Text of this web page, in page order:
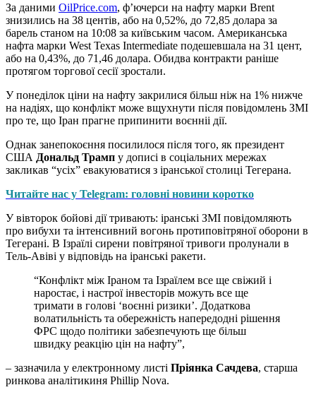
За даними OilPrice.com, ф’ючерси на нафту марки Brent
знизились на 38 центів, або на 0,52%, до 72,85 долара за
барель станом на 10:08 за київським часом. Американська
нафта марки West Texas Intermediate подешевшала на 31 цент,
або на 0,43%, до 71,46 долара. Обидва контракти раніше
протягом торгової сесії зростали.
У понеділок ціни на нафту закрилися більш ніж на 1% нижче
на надіях, що конфлікт може вщухнути після повідомлень ЗМІ
про те, що Іран прагне припинити воєнніі дії.
Однак занепокоєння посилилося після того, як президент
США Дональд Трамп у дописі в соціальних мережах
закликав “усіх” евакуюватися з іранської столиці Тегерана.
Читайте нас у Telegram: головні новини коротко
У вівторок бойові дії тривають: іранські ЗМІ повідомляють
про вибухи та інтенсивний вогонь протиповітряної оборони в
Тегерані. В Ізраїлі сирени повітряної тривоги пролунали в
Тель-Авіві у відповідь на іранські ракети.
“Конфлікт між Іраном та Ізраїлем все ще свіжий і
наростає, і настрої інвесторів можуть все ще
тримати в голові ‘воєнні ризики’. Додаткова
волатильність та обережність напередодні рішення
ФРС щодо політики забезпечують ще більш
швидку реакцію цін на нафту”,
– зазначила у електронному листі Пріянка Сачдева, старша
ринкова аналітикиня Phillip Nova.